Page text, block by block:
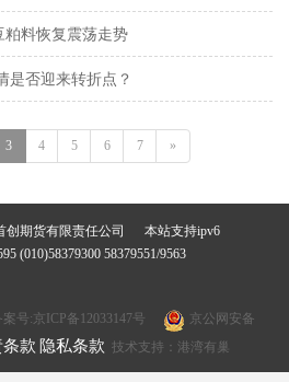
粕料恢复震荡走势
是否迎来转折点？
3 4 5 6 7 »
创期货有限责任公司 本站支持ipv6
(010)58379300 58379551/9563
案号:京ICP备12033147号
京公网安备
款 隐私条款 技术支持：港湾有巢